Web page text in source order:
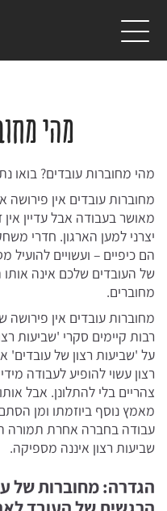
תמיכה זה הסיפור שלנו
שווה קריאה
המשרות שלנו
מפגשים, הצלחות ומה
דברו איתנו
מהי
מהי מחוברות עובדים? בואו
מחוברות עובדים אין פירושה
מאושר בעבודה אבל עדיין
יצרני למען הארגון. חדרי
הם כיפיים – ועשויים
של העובדים שלכם אינה
מחוברים.
מחוברות עובדים אין פירושה
רבות קיימים סקרי 'שביעות
על 'שביעות רצון של עובדים'
רצון עשוי להופיע לעבודה
צהריים בלי להתלונן. אבל
מאמץ נוסף ביוזמתו ומן הסתם
שביעות רצון איננה מספיקה.
הגדרה: מחוברות של